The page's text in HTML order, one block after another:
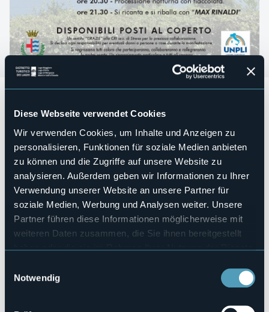
Diese Webseite verwendet Cookies
Wir verwenden Cookies, um Inhalte und Anzeigen zu
personalisieren, Funktionen für soziale Medien anbieten
zu können und die Zugriffe auf unsere Website zu
analysieren. Außerdem geben wir Informationen zu Ihrer
Verwendung unserer Website an unsere Partner für
soziale Medien, Werbung und Analysen weiter. Unsere
Partner führen diese Informationen möglicherweise mit
weiteren Daten zusammen, die Sie ihnen bereitgestellt
haben oder die sie im Rahmen Ihrer Nutzung der Dienste
Notwendig
Da Venerdì 2 a Domenica 4 Agosto
Martedì 6
Da Venerdì 9 a Domenica 11Agosto
Ferragosto
Durante tutte le serate sarà disponibile griglia e cucina con
i menù del giorno.
Ogni serata è accompagnata da musica e balli.
Disponibili posti al coperto
Veranstaltungsmanager
Telefon
+39 032330150